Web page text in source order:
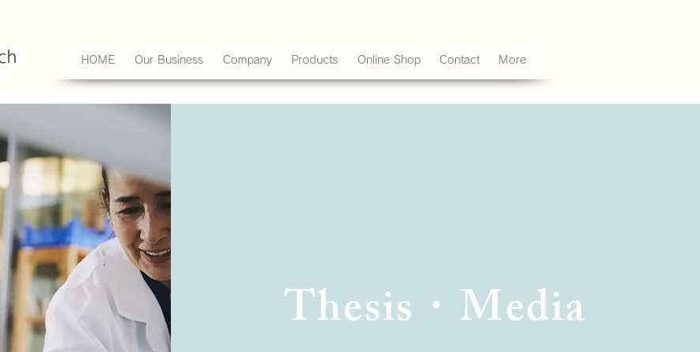
HOME Our Business Company Products Online Shop Contact More
Thesis・Media